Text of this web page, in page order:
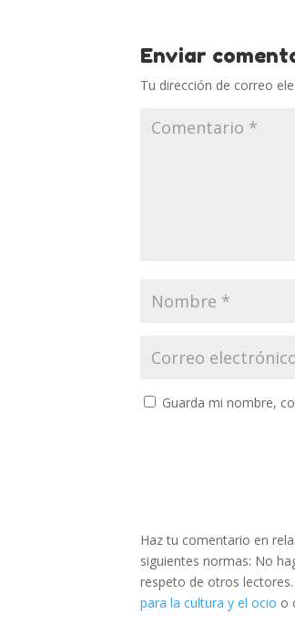
Enviar
Tu dirección de correo
Guarda mi nombre,
Haz tu comentario en
siguientes normas: No
respeto de otros
para la cultura y el ocio o